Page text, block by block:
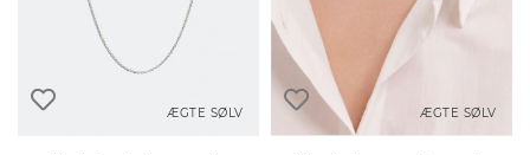
ÆGTE SØLV ÆGTE SØLV